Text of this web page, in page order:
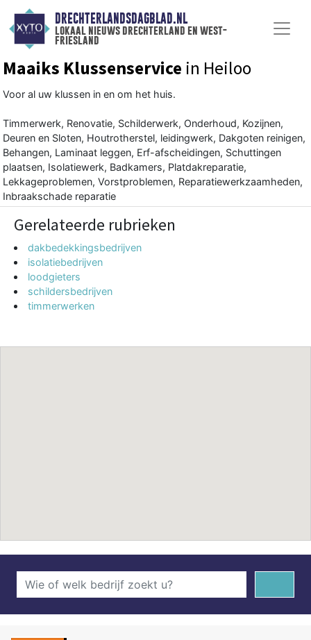
DRECHTERLANDSDAGBLAD.NL
lokaal nieuws drechterland en west-
friesland
Maaiks Klussenservice in Heiloo
Voor al uw klussen in en om het huis.
Timmerwerk, Renovatie, Schilderwerk, Onderhoud, Kozijnen,
Deuren en Sloten, Houtrotherstel, leidingwerk, Dakgoten reinigen,
Behangen, Laminaat leggen, Erf-afscheidingen, Schuttingen
plaatsen, Isolatiewerk, Badkamers, Platdakreparatie,
Lekkageproblemen, Vorstproblemen, Reparatiewerkzaamheden,
Inbraakschade reparatie
Gerelateerde rubrieken
dakbedekkingsbedrijven
isolatiebedrijven
loodgieters
schildersbedrijven
timmerwerken